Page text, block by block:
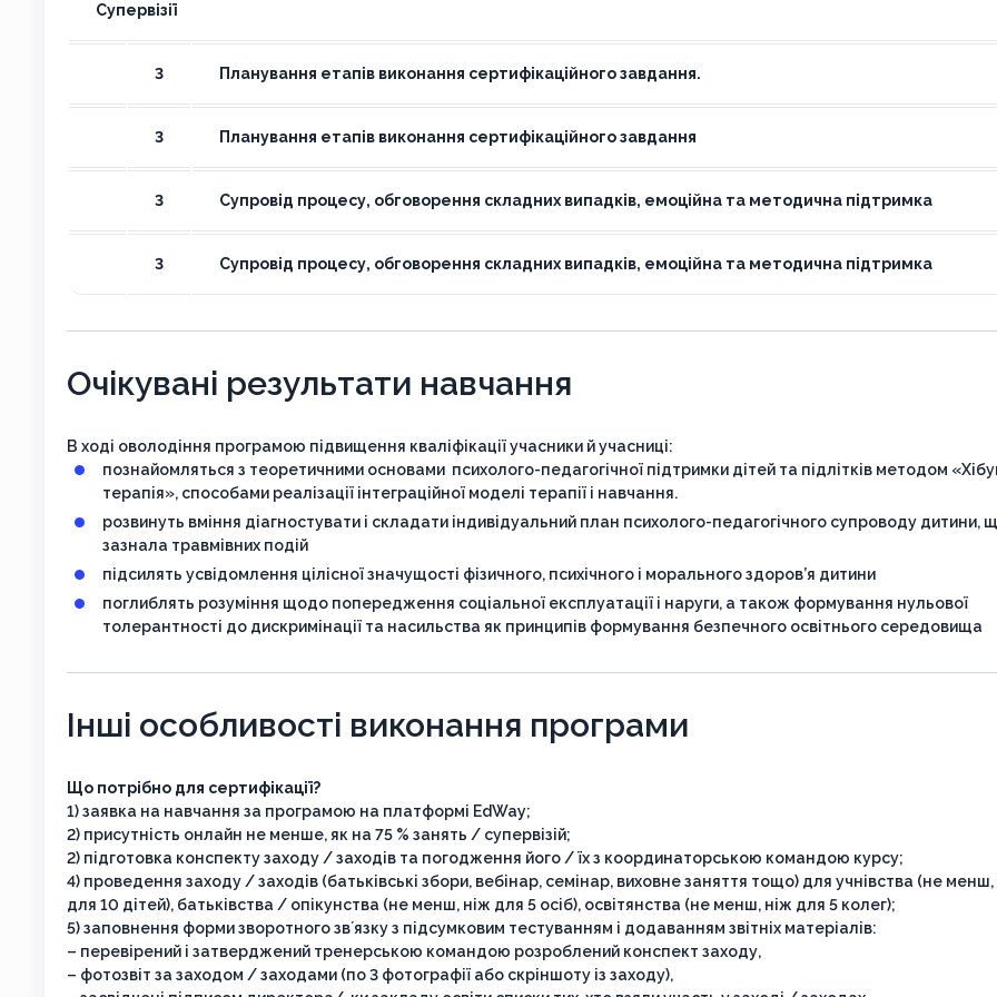
Супервізії
3 Планування етапів виконання сертифікаційного завдання.
3 Планування етапів виконання сертифікаційного завдання
3 Супровід процесу, обговорення складних випадків, емоційна та методична підтримка
3 Супровід процесу, обговорення складних випадків, емоційна та методична підтримка
Очікувані результати навчання
В ході оволодіння програмою підвищення кваліфікації учасники й учасниці:
познайомляться з теоретичними основами психолого-педагогічної підтримки дітей та підлітків методом
терапія», способами реалізації інтеграційної моделі терапії і навчання.
розвинуть вміння діагностувати і складати індивідуальний план психолого-педагогічного супроводу дитини,
зазнала травмівних подій
підсилять усвідомлення цілісної значущості фізичного, психічного і морального здоров’я дитини
поглиблять розуміння щодо попередження соціальної експлуатації і наруги, а також формування нульової
толерантності до дискримінації та насильства як принципів формування безпечного освітнього середовища
Інші особливості виконання програми
Що потрібно для сертифікації?
1) заявка на навчання за програмою на платформі EdWay;
2) присутність онлайн не менше, як на 75 % занять / супервізій;
2) підготовка конспекту заходу / заходів та погодження його / їх з координаторською командою курсу;
4) проведення заходу / заходів (батьківські збори, вебінар, семінар, виховне заняття тощо) для учнівства (не менш,
для 10 дітей), батьківства / опікунства (не менш, ніж для 5 осіб), освітянства (не менш, ніж для 5 колег);
5) заповнення форми зворотного звʼязку з підсумковим тестуванням і додаванням звітніх матеріалів:
– перевірений і затверджений тренерською командою розроблений конспект заходу,
– фотозвіт за заходом / заходами (по 3 фотографії або скріншоту із заходу),